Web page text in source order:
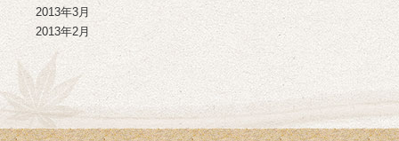
2013年3月
2013年2月